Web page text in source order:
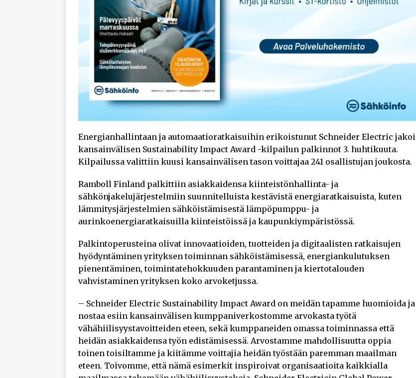
Energianhallintaan ja automaatioratkaisuihin erikoistunut Schneider Electric jakoi
kansainvälisen Sustainability Impact Award -kilpailun palkinnot 3. huhtikuuta.
Kilpailussa valittiin kuusi kansainvälisen tason voittajaa 241 osallistujan joukosta.
Ramboll Finland palkittiin asiakkaidensa kiinteistönhallinta- ja
sähkönjakelujärjestelmiin suunnitelluista kestävistä energiaratkaisuista, kuten
lämmitysjärjestelmien sähköistämisestä lämpöpumppu- ja
aurinkoenergiaratkaisuilla kiinteistöissä ja kaupunkiympäristössä.
Palkintoperusteina olivat innovaatioiden, tuotteiden ja digitaalisten ratkaisujen
hyödyntäminen yrityksen toiminnan sähköistämisessä, energiankulutuksen
pienentäminen, toimintatehokkuuden parantaminen ja kiertotalouden
vahvistaminen yrityksen koko arvoketjussa.
– Schneider Electric Sustainability Impact Award on meidän tapamme huomioida ja
nostaa esiin kansainvälisen kumppaniverkostomme arvokasta työtä
vähähiilisyystavoitteiden eteen, sekä kumppaneiden omassa toiminnassa että
heidän asiakkaidensa työn edistämisessä. Arvostamme mahdollisuutta oppia
toinen toisiltamme ja kiitämme voittajia heidän työstään paremman maailman
eteen. Toivomme, että nämä esimerkit inspiroivat organisaatioita kaikkialla